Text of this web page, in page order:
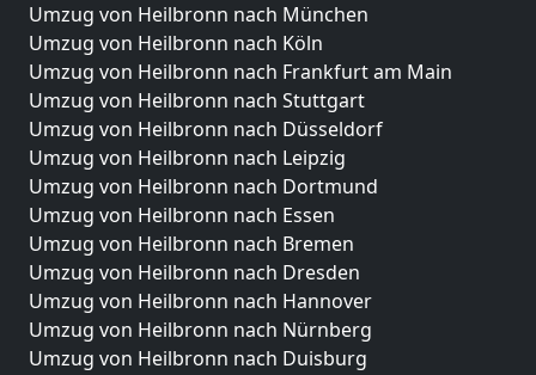
Umzug von Heilbronn nach München
Umzug von Heilbronn nach Köln
Umzug von Heilbronn nach Frankfurt am Main
Umzug von Heilbronn nach Stuttgart
Umzug von Heilbronn nach Düsseldorf
Umzug von Heilbronn nach Leipzig
Umzug von Heilbronn nach Dortmund
Umzug von Heilbronn nach Essen
Umzug von Heilbronn nach Bremen
Umzug von Heilbronn nach Dresden
Umzug von Heilbronn nach Hannover
Umzug von Heilbronn nach Nürnberg
Umzug von Heilbronn nach Duisburg